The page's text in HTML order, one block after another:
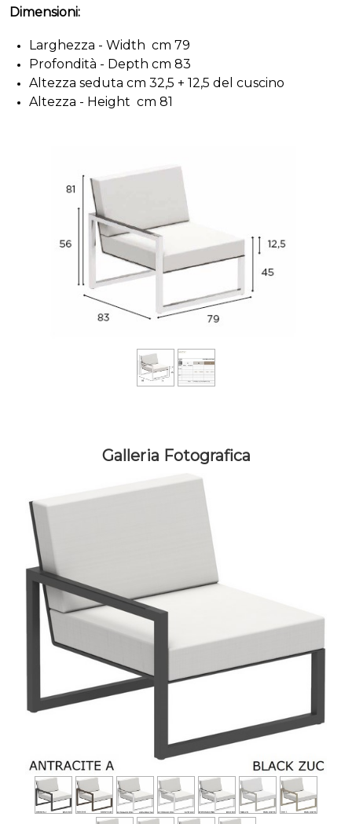
Dimensioni:
Larghezza - Width cm 79
Profondità - Depth cm 83
Altezza seduta cm 32,5 + 12,5 del cuscino
Altezza - Height cm 81
Galleria Fotografica